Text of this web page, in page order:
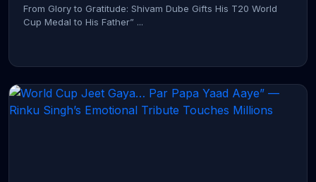
From Glory to Gratitude: Shivam Dube Gifts His T20 World
Cup Medal to His Father” ...